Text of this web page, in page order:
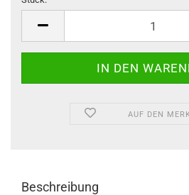
AUF DEN
Beschreibung